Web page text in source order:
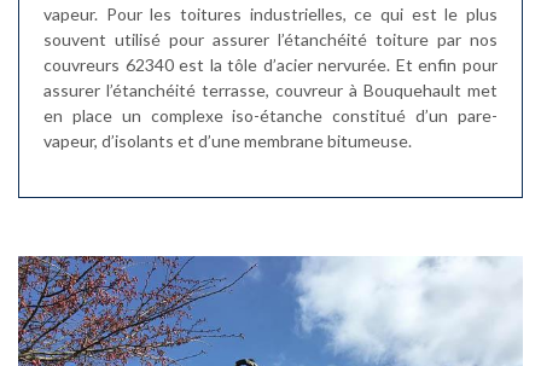
vapeur. Pour les toitures industrielles, ce qui est le plus
souvent utilisé pour assurer l’étanchéité toiture par nos
couvreurs 62340 est la tôle d’acier nervurée. Et enfin pour
assurer l’étanchéité terrasse, couvreur à Bouquehault met
en place un complexe iso-étanche constitué d’un pare-
vapeur, d’isolants et d’une membrane bitumeuse.